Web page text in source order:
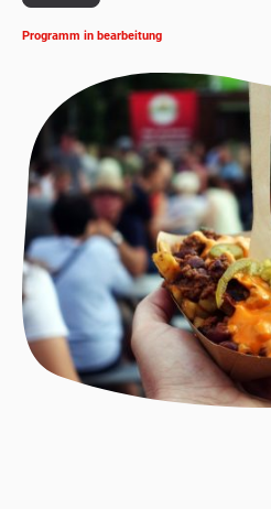
Programm in bearbeitung